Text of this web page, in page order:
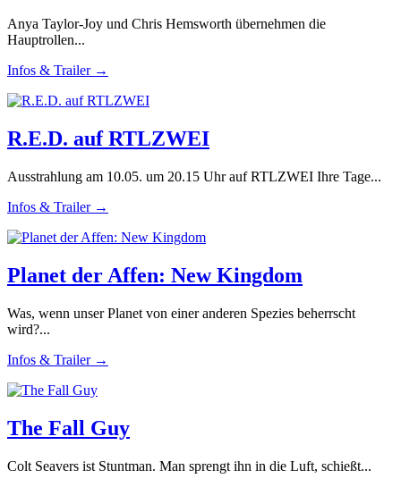
Anya Taylor-Joy und Chris Hemsworth übernehmen die
Hauptrollen...
Infos & Trailer →
R.E.D. auf RTLZWEI
Ausstrahlung am 10.05. um 20.15 Uhr auf RTLZWEI Ihre Tage...
Infos & Trailer →
Planet der Affen: New Kingdom
Was, wenn unser Planet von einer anderen Spezies beherrscht
wird?...
Infos & Trailer →
The Fall Guy
Colt Seavers ist Stuntman. Man sprengt ihn in die Luft, schießt...